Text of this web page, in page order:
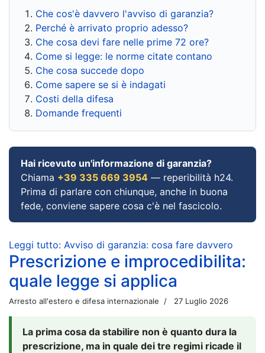
Che cos'è davvero l'avviso di garanzia?
Perché è arrivato proprio adesso?
Che cosa devi fare nelle prime 72 ore?
Come si legge: le norme citate contano
Che cosa succede dopo
Come sapere se si è indagati
Costi della difesa
Domande frequenti
Hai ricevuto un'informazione di garanzia?
Chiama +39 335 669 3954 — reperibilità h24.
Prima di parlare con chiunque, anche in buona
fede, conviene sapere cosa c'è nel fascicolo.
Leggi tutto: Avviso di garanzia: cosa fare davvero
Prescrizione e improcedibilita:
quale legge si applica
Arresto all'estero e difesa internazionale 27 Luglio 2026
La prima cosa da stabilire non è quanto dura la
prescrizione, ma in quale dei tre regimi ricade il